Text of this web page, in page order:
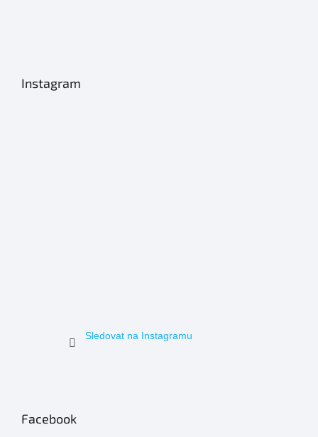
Instagram
Sledovat na Instagramu
Facebook